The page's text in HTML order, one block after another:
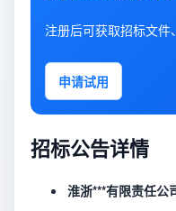
注册后可获取招标文件
申请试用
招标公告详情
淮浙***有限责任公